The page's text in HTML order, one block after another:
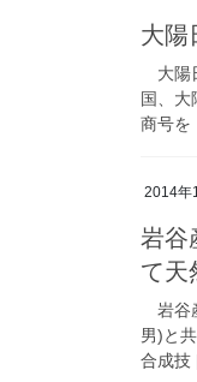
大陽
大陽
国、
商号
2014年
岩谷
て天
岩谷
男)と
合成